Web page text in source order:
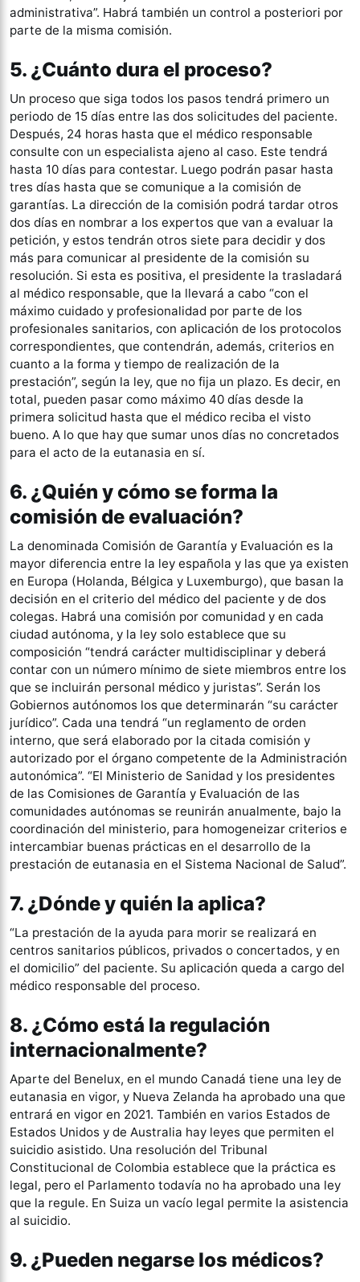
administrativa”. Habrá también un control a posteriori por
parte de la misma comisión.
5. ¿Cuánto dura el proceso?
Un proceso que siga todos los pasos tendrá primero un
periodo de 15 días entre las dos solicitudes del paciente.
Después, 24 horas hasta que el médico responsable
consulte con un especialista ajeno al caso. Este tendrá
hasta 10 días para contestar. Luego podrán pasar hasta
tres días hasta que se comunique a la comisión de
garantías. La dirección de la comisión podrá tardar otros
dos días en nombrar a los expertos que van a evaluar la
petición, y estos tendrán otros siete para decidir y dos
más para comunicar al presidente de la comisión su
resolución. Si esta es positiva, el presidente la trasladará
al médico responsable, que la llevará a cabo “con el
máximo cuidado y profesionalidad por parte de los
profesionales sanitarios, con aplicación de los protocolos
correspondientes, que contendrán, además, criterios en
cuanto a la forma y tiempo de realización de la
prestación”, según la ley, que no fija un plazo. Es decir, en
total, pueden pasar como máximo 40 días desde la
primera solicitud hasta que el médico reciba el visto
bueno. A lo que hay que sumar unos días no concretados
para el acto de la eutanasia en sí.
6. ¿Quién y cómo se forma la
comisión de evaluación?
La denominada Comisión de Garantía y Evaluación es la
mayor diferencia entre la ley española y las que ya existen
en Europa (Holanda, Bélgica y Luxemburgo), que basan la
decisión en el criterio del médico del paciente y de dos
colegas. Habrá una comisión por comunidad y en cada
ciudad autónoma, y la ley solo establece que su
composición “tendrá carácter multidisciplinar y deberá
contar con un número mínimo de siete miembros entre los
que se incluirán personal médico y juristas”. Serán los
Gobiernos autónomos los que determinarán “su carácter
jurídico”. Cada una tendrá “un reglamento de orden
interno, que será elaborado por la citada comisión y
autorizado por el órgano competente de la Administración
autonómica”. “El Ministerio de Sanidad y los presidentes
de las Comisiones de Garantía y Evaluación de las
comunidades autónomas se reunirán anualmente, bajo la
coordinación del ministerio, para homogeneizar criterios e
intercambiar buenas prácticas en el desarrollo de la
prestación de eutanasia en el Sistema Nacional de Salud”.
7. ¿Dónde y quién la aplica?
“La prestación de la ayuda para morir se realizará en
centros sanitarios públicos, privados o concertados, y en
el domicilio” del paciente. Su aplicación queda a cargo del
médico responsable del proceso.
8. ¿Cómo está la regulación
internacionalmente?
Aparte del Benelux, en el mundo Canadá tiene una ley de
eutanasia en vigor, y Nueva Zelanda ha aprobado una que
entrará en vigor en 2021. También en varios Estados de
Estados Unidos y de Australia hay leyes que permiten el
suicidio asistido. Una resolución del Tribunal
Constitucional de Colombia establece que la práctica es
legal, pero el Parlamento todavía no ha aprobado una ley
que la regule. En Suiza un vacío legal permite la asistencia
al suicidio.
9. ¿Pueden negarse los médicos?